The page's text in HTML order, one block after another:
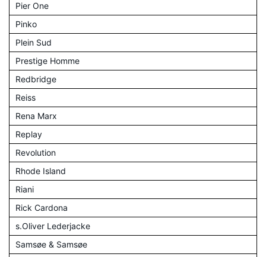
Pier One
Pinko
Plein Sud
Prestige Homme
Redbridge
Reiss
Rena Marx
Replay
Revolution
Rhode Island
Riani
Rick Cardona
s.Oliver Lederjacke
Samsøe & Samsøe